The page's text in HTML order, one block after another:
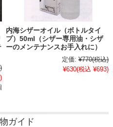
内海シザーオイル（ボトルタイ
プ）50ml（シザー専用油・シザ
ーのメンテナンスお手入れに）
定価: ¥770(税込)
¥630(税込 ¥693)
ガイド